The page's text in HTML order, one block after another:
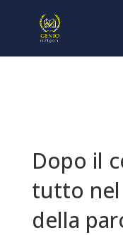
Dopo il
tutto nel
della